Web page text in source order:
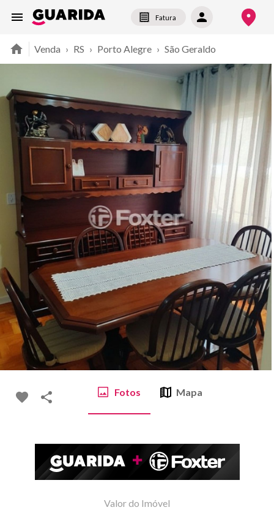
Fatura
Venda › RS › Porto Alegre › São Geraldo
Fotos Mapa
Valor do Imóvel